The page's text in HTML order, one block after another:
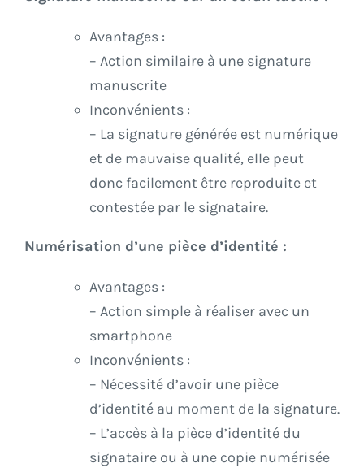
Avantages :
– Action similaire à une signature
manuscrite
Inconvénients :
– La signature générée est numérique
et de mauvaise qualité, elle peut
donc facilement être reproduite et
contestée par le signataire.
Numérisation d’une pièce d’identité :
Avantages :
– Action simple à réaliser avec un
smartphone
Inconvénients :
– Nécessité d’avoir une pièce
d’identité au moment de la signature.
– L’accès à la pièce d’identité du
signataire ou à une copie numérisée